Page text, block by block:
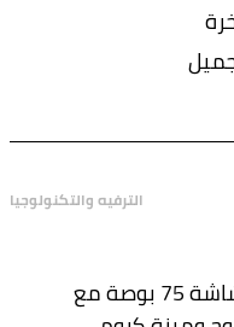
الترفيه والتكنولوجيا
تلفزيون ذكي بشاشة 75 بوصة مع